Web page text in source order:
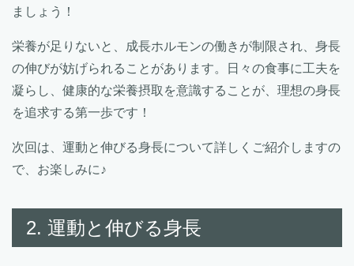
ましょう！
栄養が足りないと、成長ホルモンの働きが制限され、身長
の伸びが妨げられることがあります。日々の食事に工夫を
凝らし、健康的な栄養摂取を意識することが、理想の身長
を追求する第一歩です！
次回は、運動と伸びる身長について詳しくご紹介しますの
で、お楽しみに♪
2. 運動と伸びる身長